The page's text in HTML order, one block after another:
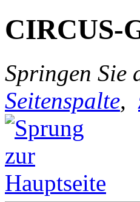
CIRCUS-
Springen Sie
Seitenspalte,